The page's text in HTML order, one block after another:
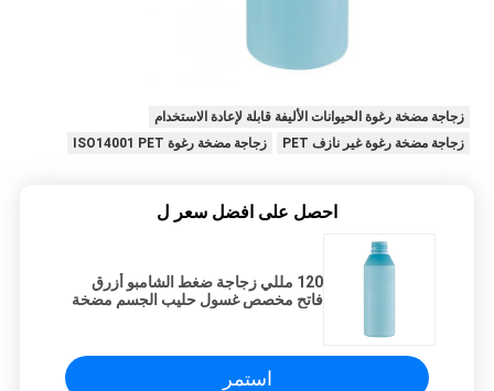
زجاجة مضخة رغوة الحيوانات الأليفة قابلة لإعادة الاستخدام
زجاجة مضخة رغوة غير نازف PET
زجاجة مضخة رغوة ISO14001 PET
احصل على افضل سعر ل
120 مللي زجاجة ضغط الشامبو أزرق
فاتح مخصص غسول حليب الجسم مضخة
استمر